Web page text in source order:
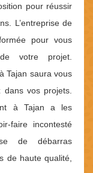
pour réussir
L’entreprise de
pour vous
votre projet.
Tajan saura vous
vos projets.
à Tajan a les
faire incontesté
de débarras
de haute qualité,